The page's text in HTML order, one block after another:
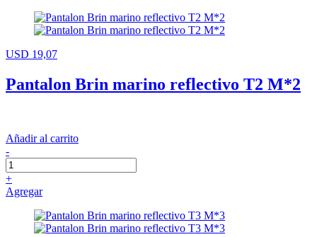
USD 19,07
Pantalon Brin marino reflectivo T2 M*2
Añadir al carrito
-
+
Agregar